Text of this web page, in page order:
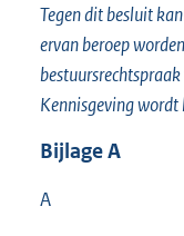
Tegen dit besluit
ervan beroep
Kennisgeving
BijlageA
A